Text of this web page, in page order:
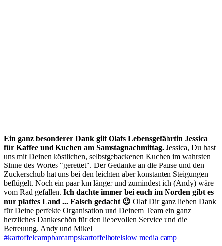
Ein ganz besonderer Dank gilt Olafs Lebensgefährtin Jessica
für Kaffee und Kuchen am Samstagnachmittag. Jessica, Du hast
uns mit Deinen köstlichen, selbstgebackenen Kuchen im wahrsten
Sinne des Wortes "gerettet". Der Gedanke an die Pause und den
Zuckerschub hat uns bei den leichten aber konstanten Steigungen
beflügelt. Noch ein paar km länger und zumindest ich (Andy) wäre
vom Rad gefallen. Ich dachte immer bei euch im Norden gibt es
nur plattes Land ... Falsch gedacht 😉 Olaf Dir ganz lieben Dank
für Deine perfekte Organisation und Deinem Team ein ganz
herzliches Dankeschön für den liebevollen Service und die
Betreuung. Andy und Mikel
#kartoffelcampbarcampskartoffelhotelslow media camp